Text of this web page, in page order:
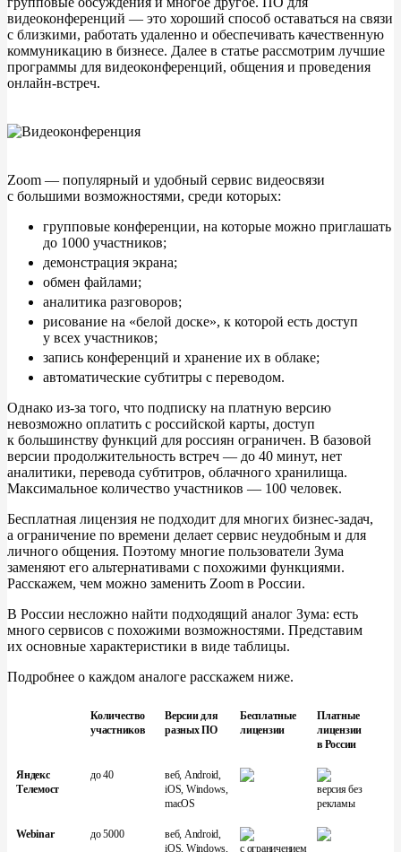
видеоконференций — это хороший способ оставаться на связи
с близкими, работать удаленно и обеспечивать качественную
коммуникацию в бизнесе. Далее в статье рассмотрим лучшие
программы для видеоконференций, общения и проведения
онлайн-встреч.
Zoom — популярный и удобный сервис видеосвязи
с большими возможностями, среди которых:
групповые конференции, на которые можно приглашать
до 1000 участников;
демонстрация экрана;
обмен файлами;
аналитика разговоров;
рисование на «белой доске», к которой есть доступ
у всех участников;
запись конференций и хранение их в облаке;
автоматические субтитры с переводом.
Однако из-за того, что подписку на платную версию
невозможно оплатить с российской карты, доступ
к большинству функций для россиян ограничен. В базовой
версии продолжительность встреч — до 40 минут, нет
аналитики, перевода субтитров, облачного хранилища.
Максимальное количество участников — 100 человек.
Бесплатная лицензия не подходит для многих бизнес-задач,
а ограничение по времени делает сервис неудобным и для
личного общения. Поэтому многие пользователи Зума
заменяют его альтернативами с похожими функциями.
Расскажем, чем можно заменить Zoom в России.
В России несложно найти подходящий аналог Зума: есть
много сервисов с похожими возможностями. Представим
их основные характеристики в виде таблицы.
Подробнее о каждом аналоге расскажем ниже.
Количество
участников
Версии для
разных ПО
Бесплатные
лицензии
Платные
лицензии
в России
Яндекс
Телемост
до 40
веб, Android,
iOS, Windows,
macOS
версия без
рекламы
Webinar до 5000
веб, Android,
iOS, Windows,
с ограничением